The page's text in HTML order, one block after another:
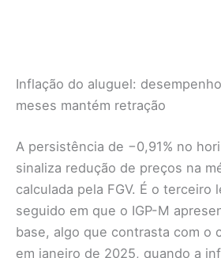
Inflação do aluguel:
meses mantém retração
A persistência de −0,91% no
sinaliza redução de preços na
calculada pela FGV. É o terceiro
seguido em que o IGP-M
base, algo que contrasta com o
em janeiro de 2025, quando a